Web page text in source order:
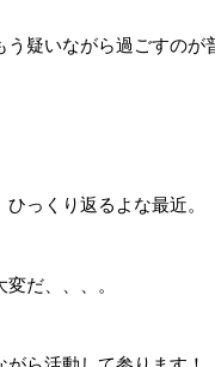
疑いながら過ごすのが
っくり返るよな最近。
だ、、、。